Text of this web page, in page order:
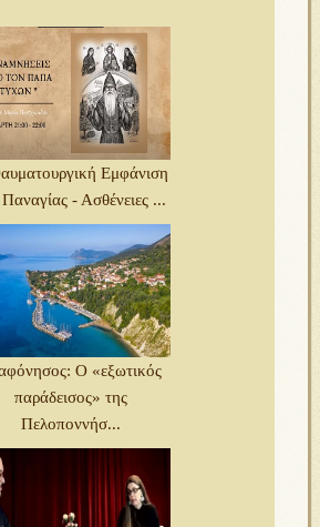
Εμφάνιση
Παναγίας - Ασθένειες ...
Ο «εξωτικός
παράδεισος» της
Πελοποννήσ...